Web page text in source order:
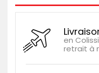
en
retrait à